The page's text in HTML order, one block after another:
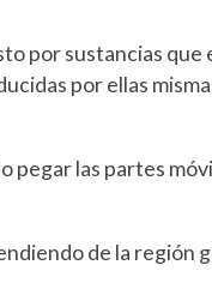
por sustancias que
por ellas
pegar las partes
de la región